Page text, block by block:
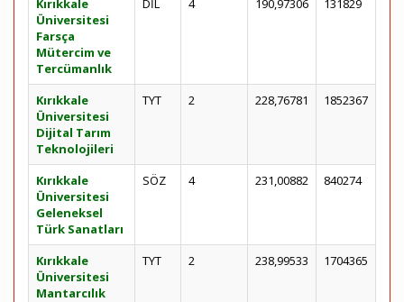
Kırıkkale
Üniversitesi
Farsça
Mütercim ve
Tercümanlık
DİL 4 190,97306 131829
Kırıkkale
Üniversitesi
Dijital Tarım
Teknolojileri
TYT 2 228,76781 1852367
Kırıkkale
Üniversitesi
Geleneksel
Türk Sanatları
SÖZ 4 231,00882 840274
Kırıkkale
Üniversitesi
Mantarcılık
TYT 2 238,99533 1704365